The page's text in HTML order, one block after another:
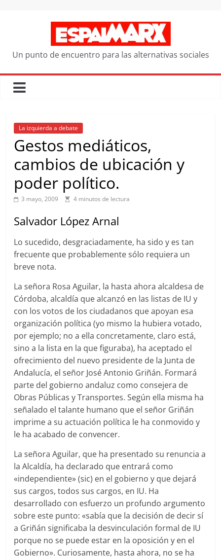
Un punto de encuentro para las alternativas sociales
La izquierda a debate
Gestos mediáticos,
cambios de ubicación y
poder político.
3 mayo, 2009 4 minutos de lectura
Salvador López Arnal
Lo sucedido, desgraciadamente, ha sido y es tan
frecuente que probablemente sólo requiera un
breve nota.
La señora Rosa Aguilar, la hasta ahora alcaldesa de
Córdoba, alcaldía que alcanzó en las listas de IU y
con los votos de los ciudadanos que apoyan esa
organización política (yo mismo la hubiera votado,
por ejemplo; no a ella concretamente, claro está,
sino a la lista en la que figuraba), ha aceptado el
ofrecimiento del nuevo presidente de la Junta de
Andalucía, el señor José Antonio Griñán. Formará
parte del gobierno andaluz como consejera de
Obras Públicas y Transportes. Según ella misma ha
señalado el talante humano que el señor Griñán
imprime a su actuación política le ha conmovido y
le ha acabado de convencer.
La señora Aguilar, que ha presentado su renuncia a
la Alcaldía, ha declarado que entrará como
«independiente» (sic) en el gobierno y que dejará
sus cargos, todos sus cargos, en IU. Ha
desarrollado con esfuerzo un profundo argumento
sobre este punto: «sabía que la decisión de decir sí
a Griñán significaba la desvinculación formal de IU
porque no se puede estar en la oposición y en el
Gobierno». Curiosamente, hasta ahora, no se ha